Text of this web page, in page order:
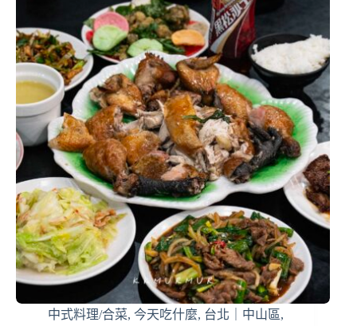
中式料理/合菜, 今天吃什麼, 台北｜中山區,